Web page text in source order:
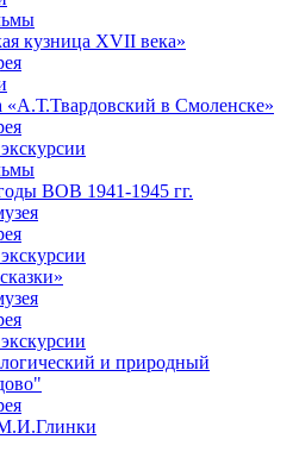
кузница XVII века»
«А.Т.Твардовский в Смоленске»
ВОВ 1941-1945 гг.
и природный